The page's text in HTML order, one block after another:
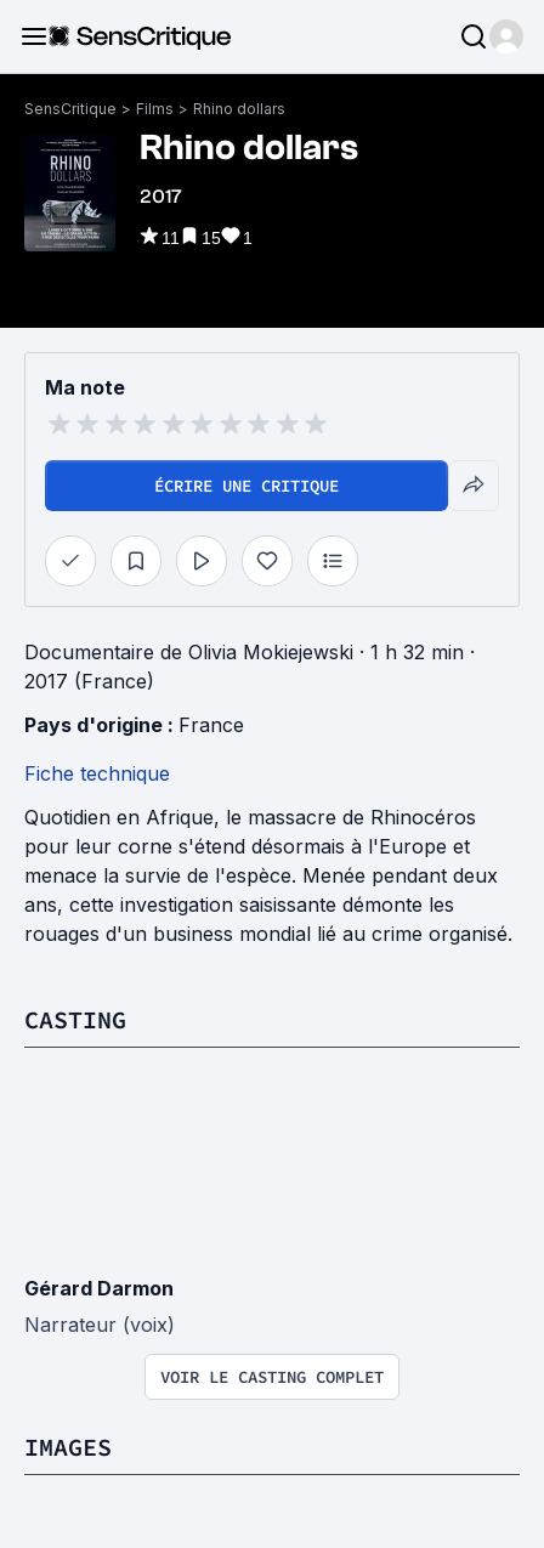
SensCritique > Films > Rhino dollars
Rhino dollars
2017
11 15 1
Ma note
ÉCRIRE UNE CRITIQUE
Documentaire de Olivia Mokiejewski · 1 h 32 min ·
2017 (France)
Pays d'origine : France
Fiche technique
Quotidien en Afrique, le massacre de Rhinocéros
pour leur corne s'étend désormais à l'Europe et
menace la survie de l'espèce. Menée pendant deux
ans, cette investigation saisissante démonte les
rouages d'un business mondial lié au crime organisé.
CASTING
Gérard Darmon
Narrateur (voix)
VOIR LE CASTING COMPLET
IMAGES